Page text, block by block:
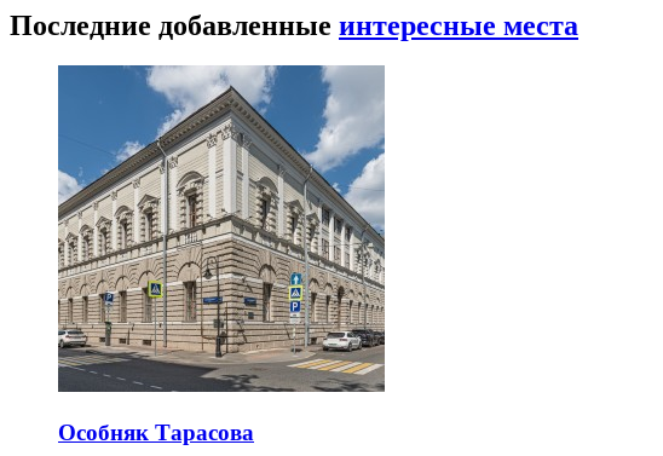
Последние добавленные интересные места
Особняк Тарасова